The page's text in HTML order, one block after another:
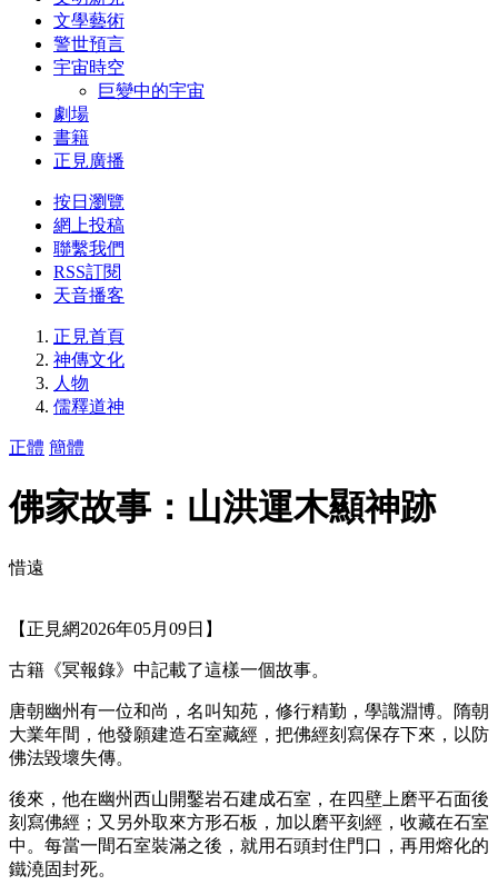
文學藝術
警世預言
宇宙時空
巨變中的宇宙
劇場
書籍
正見廣播
按日瀏覽
網上投稿
聯繫我們
RSS訂閱
天音播客
正見首頁
神傳文化
人物
儒釋道神
正體 簡體
佛家故事：山洪運木顯神跡
惜遠
【正見網2026年05月09日】
古籍《冥報錄》中記載了這樣一個故事。
唐朝幽州有一位和尚，名叫知苑，修行精勤，學識淵博。隋朝
大業年間，他發願建造石室藏經，把佛經刻寫保存下來，以防
佛法毀壞失傳。
後來，他在幽州西山開鑿岩石建成石室，在四壁上磨平石面後
刻寫佛經；又另外取來方形石板，加以磨平刻經，收藏在石室
中。每當一間石室裝滿之後，就用石頭封住門口，再用熔化的
鐵澆固封死。